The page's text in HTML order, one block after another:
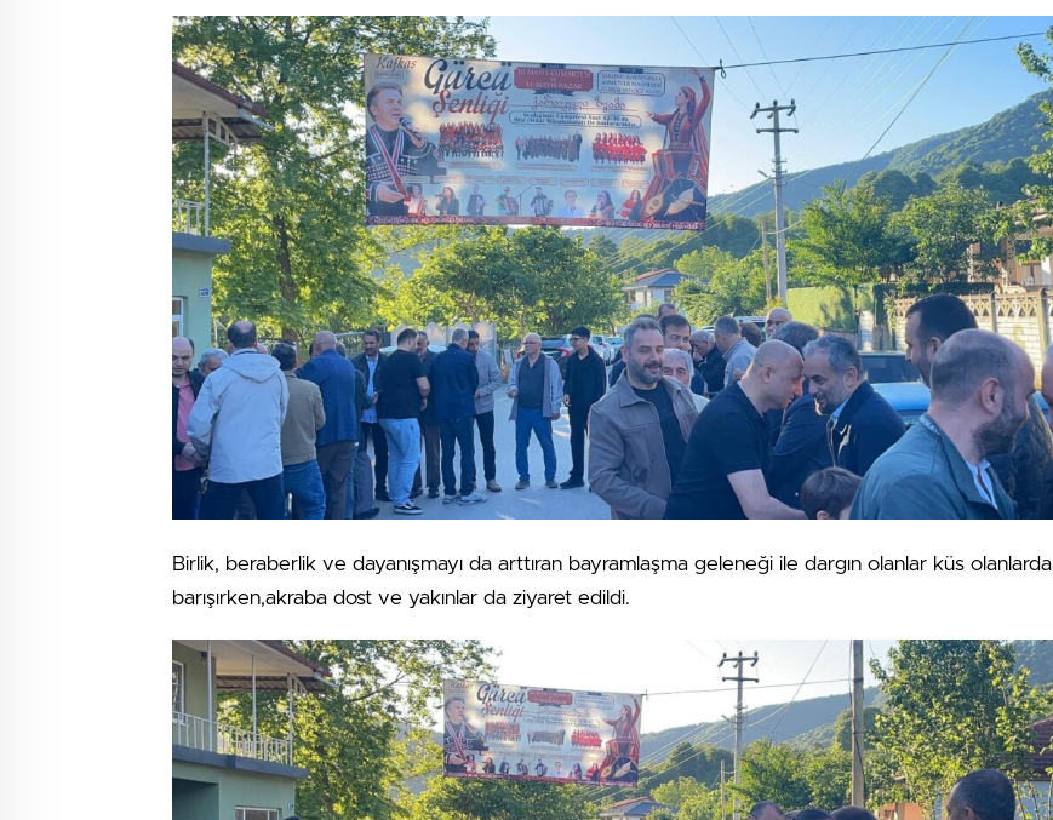
Birlik, beraberlik ve dayanışmayı da arttıran bayramlaşma geleneği ile dargın olanlar küs olanlarda
barışırken,akraba dost ve yakınlar da ziyaret edildi.